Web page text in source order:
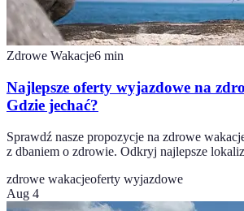
Zdrowe Wakacje6 min
Najlepsze oferty wyjazdowe na
Gdzie jechać?
Sprawdź nasze propozycje na zdrowe
z dbaniem o zdrowie. Odkryj najlepsze
zdrowe wakacjeoferty wyjazdowe
Aug 4